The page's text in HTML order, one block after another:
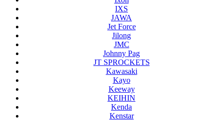
IXS
JAWA
Jet Force
Jilong
JMC
Johnny Pag
JT SPROCKETS
Kawasaki
Kayo
Keeway
KEIHIN
Kenda
Kenstar